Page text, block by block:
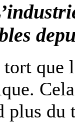
tort
plus